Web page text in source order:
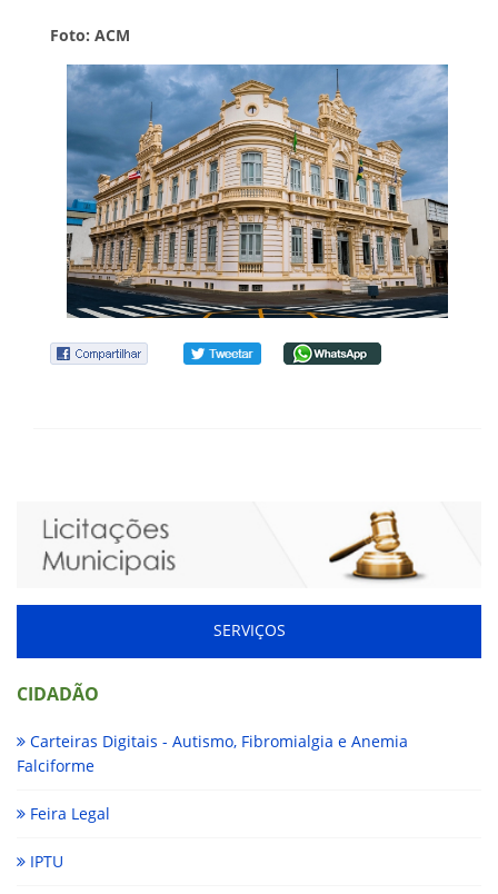
Foto: ACM
SERVIÇOS
CIDADÃO
Carteiras Digitais - Autismo, Fibromialgia e Anemia
Falciforme
Feira Legal
IPTU